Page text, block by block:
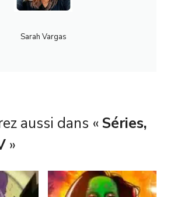
Sarah Vargas
aussi dans « Séries,
»